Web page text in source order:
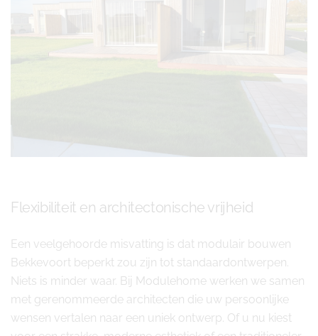
Flexibiliteit en architectonische vrijheid
Een veelgehoorde misvatting is dat modulair bouwen
Bekkevoort beperkt zou zijn tot standaardontwerpen.
Niets is minder waar. Bij Modulehome werken we samen
met gerenommeerde architecten die uw persoonlijke
wensen vertalen naar een uniek ontwerp. Of u nu kiest